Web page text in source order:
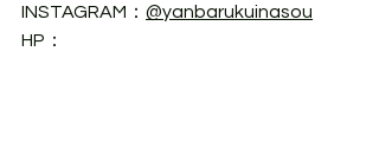
INSTAGRAM： @yanbarukuinasou
HP：